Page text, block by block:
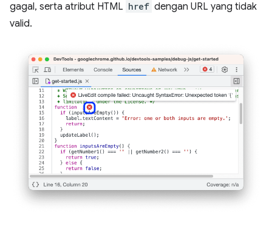
gagal, serta atribut HTML href dengan URL yang tidak
valid.